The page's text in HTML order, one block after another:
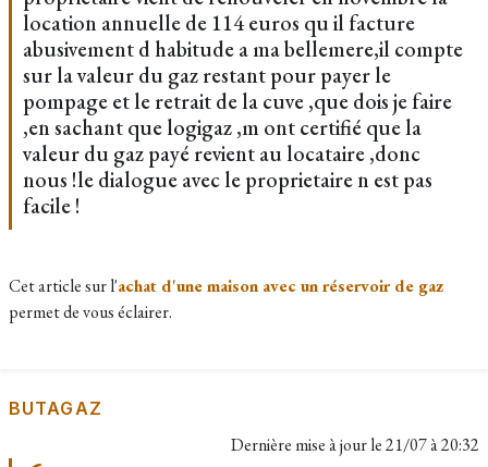
location annuelle de 114 euros qu il facture
abusivement d habitude a ma bellemere,il compte
sur la valeur du gaz restant pour payer le
pompage et le retrait de la cuve ,que dois je faire
,en sachant que logigaz ,m ont certifié que la
valeur du gaz payé revient au locataire ,donc
nous !le dialogue avec le proprietaire n est pas
facile !
Cet article sur l'achat d'une maison avec un réservoir de gaz
permet de vous éclairer.
BUTAGAZ
Dernière mise à jour le21/07 à 20:32